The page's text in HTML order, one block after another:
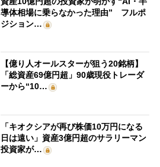
導体相場に乗らなかった理由” フルポ
ジション…
【億り人オールスターが狙う20銘柄】
「総資産69億円超」90歳現役トレーダ
ーから“10…
「キオクシアが再び株価10万円になる
日は遠い」資産3億円超のサラリーマン
投資家が…